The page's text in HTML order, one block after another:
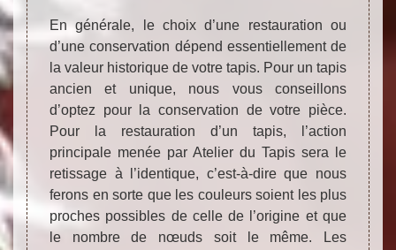
En générale, le choix d’une restauration ou
d’une conservation dépend essentiellement de
la valeur historique de votre tapis. Pour un tapis
ancien et unique, nous vous conseillons
d’optez pour la conservation de votre pièce.
Pour la restauration d’un tapis, l’action
principale menée par Atelier du Tapis sera le
retissage à l’identique, c’est-à-dire que nous
ferons en sorte que les couleurs soient les plus
proches possibles de celle de l’origine et que
le nombre de nœuds soit le même. Les